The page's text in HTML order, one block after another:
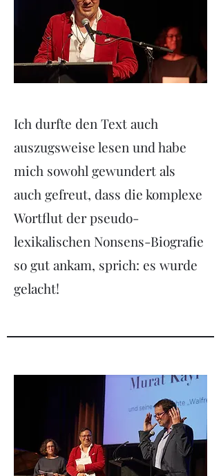
Ich durfte den Text auch
auszugsweise lesen und habe
mich sowohl gewundert als
auch gefreut, dass die komplexe
Wortflut der pseudo-
lexikalischen Nonsens-Biografie
so gut ankam, sprich: es wurde
gelacht!